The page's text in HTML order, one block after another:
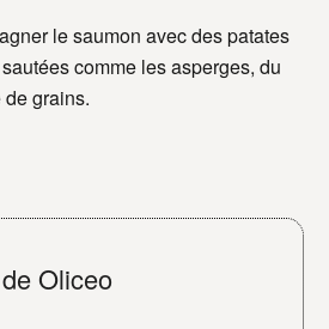
le saumon avec des patates
comme les asperges, du
grains.
Oliceo